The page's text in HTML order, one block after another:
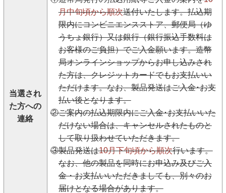
当選され
た方への
連絡
月中旬頃から順次送付いたします。払込期
限内にコンビニエンスストア、郵便局（ゆ
うちょ銀行）又は銀行（銀行振込手数料は
お客様のご負担）でご入金願います。造幣
局オンラインショップからお申し込みされ
た方は、クレジットカードでもお支払いい
ただけます。なお、製品発送はご入金･お支
払い後となります。
②ご案内の払込期限内にご入金･お支払いいた
だけない場合は、キャンセルされたものと
して取り扱わせていただきます。
③製品発送は10月下旬頃から順次行います。
なお、他の製品を同時にお申込み及びご入
金・お支払いいただきましても、別々のお
届けとなる場合があります。